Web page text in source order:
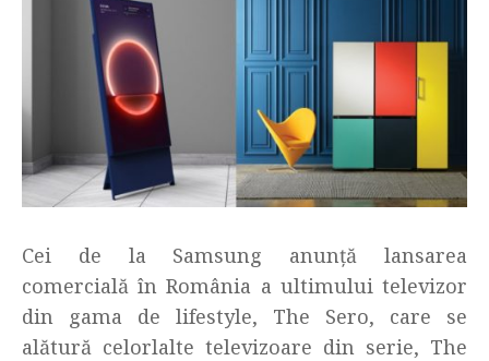
Cei de la Samsung anunță lansarea
comercială în România a ultimului televizor
din gama de lifestyle, The Sero, care se
alătură celorlalte televizoare din serie, The